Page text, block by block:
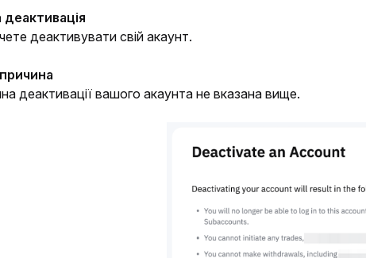
деактивувати свій акаунт.
деактивації вашого акаунта не вказана вище.